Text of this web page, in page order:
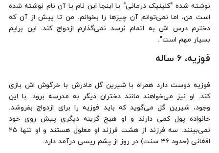
نوشته شده "کلینیک درمانی" یا اینجا این نام یا آن نام نوشته شده
است من، اما نمی‌توانم آن چیزها را بخوانم. من تا پیش از آن که
دخترم درس اش به اتمام نرسد نمی‌گذارم ازدواج کند. این برایم
بسیار مهم است".
فوزیه، ۶ ساله
فوزیه دوست دارد همراه با شیرین گل مادرش با خرگوش اش بازی
کند. او نیز می‌خواهند مانند دختران دیگر به مدرسه برود. با این
وجود، شیرین گل می‌گوید که باید فوزیه را برای ازدواج بفروشد.
خانواده پول کمی دارند و او هیچ گزینه دیگری پیش روی خود
نمی‌بینند. سه فرزند از هشت فرزند او معلول هستند و او تنها ۲۵
افغانی (حدود ۳۶ سنت) در روز از پشم ریسی درآمد دارد.